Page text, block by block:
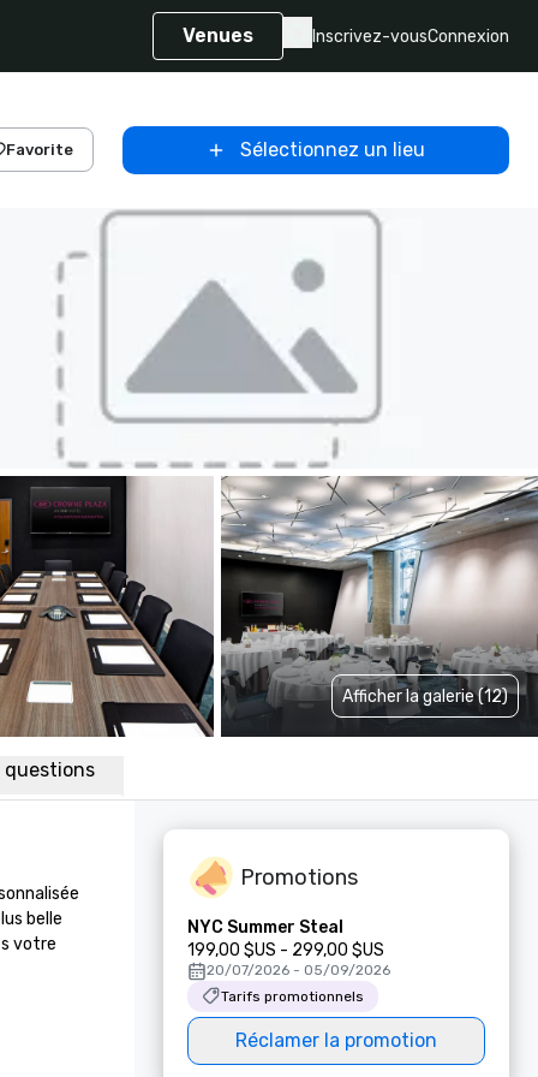
Venues Inscrivez-vousConnexion
Favorite Sélectionnez un lieu
Afficher la galerie (12)
questions
belle
votre
Promotions
NYC Summer Steal
199,00 $US - 299,00 $US
20/07/2026 - 05/09/2026
Tarifs promotionnels
Réclamer la promotion